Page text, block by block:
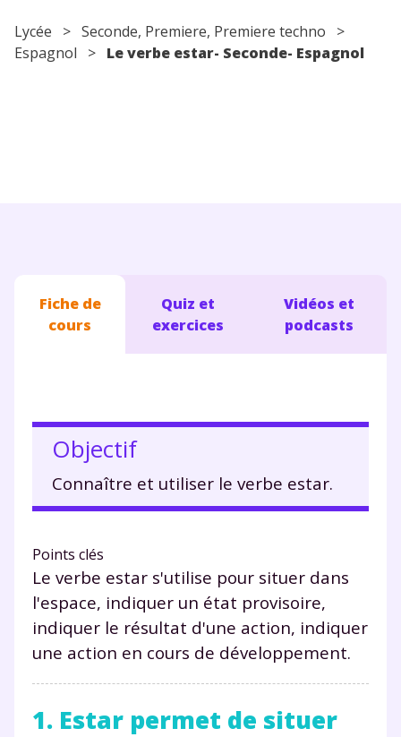
Lycée > Seconde, Premiere, Premiere techno >
Espagnol > Le verbe estar- Seconde- Espagnol
Fiche de
cours
Quiz et
exercices
Vidéos et
podcasts
Objectif
Connaître et utiliser le verbe estar.
Points clés
Le verbe estar s'utilise pour situer dans
l'espace, indiquer un état provisoire,
indiquer le résultat d'une action, indiquer
une action en cours de développement.
1. Estar permet de situer